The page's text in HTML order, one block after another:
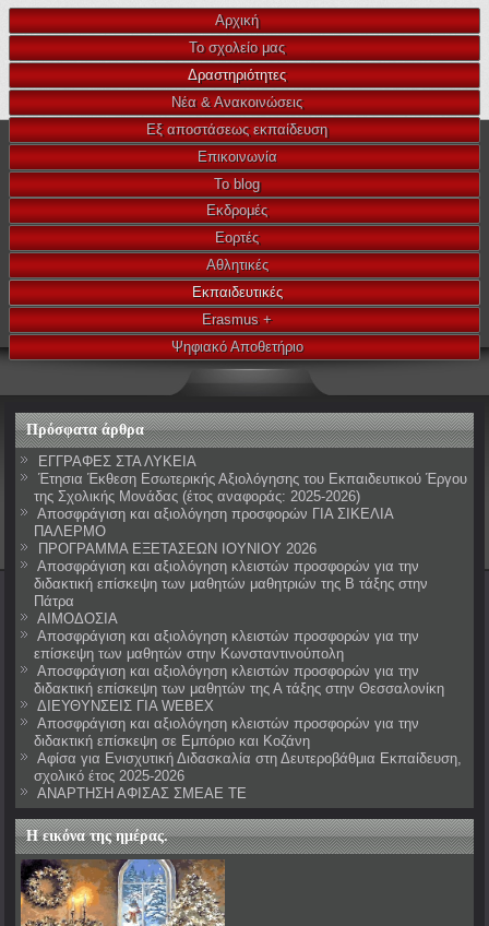
Αρχική
Το σχολείο μας
Δραστηριότητες
Νέα & Ανακοινώσεις
Εξ αποστάσεως εκπαίδευση
Επικοινωνία
Το blog
Εκδρομές
Εορτές
Αθλητικές
Εκπαιδευτικές
Erasmus +
Ψηφιακό Αποθετήριο
Πρόσφατα άρθρα
ΕΓΓΡΑΦΕΣ ΣΤΑ ΛΥΚΕΙΑ
Έτησια Έκθεση Εσωτερικής Αξιολόγησης του Εκπαιδευτικού Έργου
της Σχολικής Μονάδας (έτος αναφοράς: 2025-2026)
Αποσφράγιση και αξιολόγηση προσφορών ΓΙΑ ΣΙΚΕΛΙΑ
ΠΑΛΕΡΜΟ
ΠΡΟΓΡΑΜΜΑ ΕΞΕΤΑΣΕΩΝ ΙΟΥΝΙΟΥ 2026
Αποσφράγιση και αξιολόγηση κλειστών προσφορών για την
διδακτική επίσκεψη των μαθητών μαθητριών της Β τάξης στην
Πάτρα
ΑΙΜΟΔΟΣΙΑ
Αποσφράγιση και αξιολόγηση κλειστών προσφορών για την
επίσκεψη των μαθητών στην Κωνσταντινούπολη
Αποσφράγιση και αξιολόγηση κλειστών προσφορών για την
διδακτική επίσκεψη των μαθητών της Α τάξης στην Θεσσαλονίκη
ΔΙΕΥΘΥΝΣΕΙΣ ΓΙΑ WEBEX
Αποσφράγιση και αξιολόγηση κλειστών προσφορών για την
διδακτική επίσκεψη σε Εμπόριο και Κοζάνη
Αφίσα για Ενισχυτική Διδασκαλία στη Δευτεροβάθμια Εκπαίδευση,
σχολικό έτος 2025-2026
ΑΝΑΡΤΗΣΗ ΑΦΙΣΑΣ ΣΜΕΑΕ ΤΕ
Η εικόνα της ημέρας.